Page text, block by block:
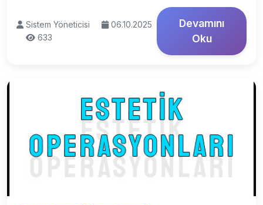
Sistem Yöneticisi
06.10.2025
633
Devamını
Oku